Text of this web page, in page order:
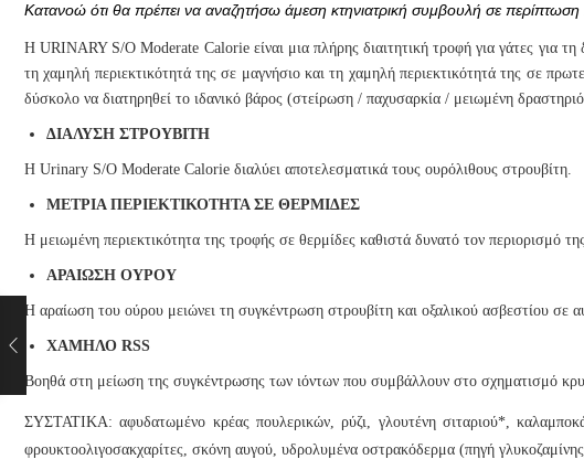
Κατανοώ ότι θα πρέπει να αναζητήσω άμεση κτηνιατρική συμβουλή σε περίπτωση
Η URINARY S/O Moderate Calorie είναι μια πλήρης διαιτητική τροφή για γάτες για
τη χαμηλή περιεκτικότητά της σε μαγνήσιο και τη χαμηλή περιεκτικότητά της σε
δύσκολο να διατηρηθεί το ιδανικό βάρος (στείρωση / παχυσαρκία / μειωμένη
ΔΙΑΛΥΣΗ ΣΤΡΟΥΒΙΤΗ
Η Urinary S/O Moderate Calorie διαλύει αποτελεσματικά τους ουρόλιθους στρουβίτη.
ΜΕΤΡΙΑ ΠΕΡΙΕΚΤΙΚΟΤΗΤΑ ΣΕ ΘΕΡΜΙΔΕΣ
Η μειωμένη περιεκτικότητα της τροφής σε θερμίδες καθιστά δυνατό τον περιορισμό
ΑΡΑΙΩΣΗ ΟΥΡΟΥ
Η αραίωση του ούρου μειώνει τη συγκέντρωση στρουβίτη και οξαλικού ασβεστίου σε
ΧΑΜΗΛΟ RSS
Βοηθά στη μείωση της συγκέντρωσης των ιόντων που συμβάλλουν στο σχηματισμό
ΣΥΣΤΑΤΙΚΑ: αφυδατωμένο κρέας πουλερικών, ρύζι, γλουτένη σιταριού*,
φρουκτοολιγοσακχαρίτες, σκόνη αυγού, υδρολυμένα οστρακόδερμα (πηγή